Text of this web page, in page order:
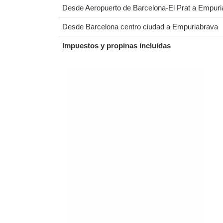
Desde Aeropuerto de Barcelona-El Prat a
Desde Barcelona centro ciudad a Empuriabrava
Impuestos y propinas incluidas